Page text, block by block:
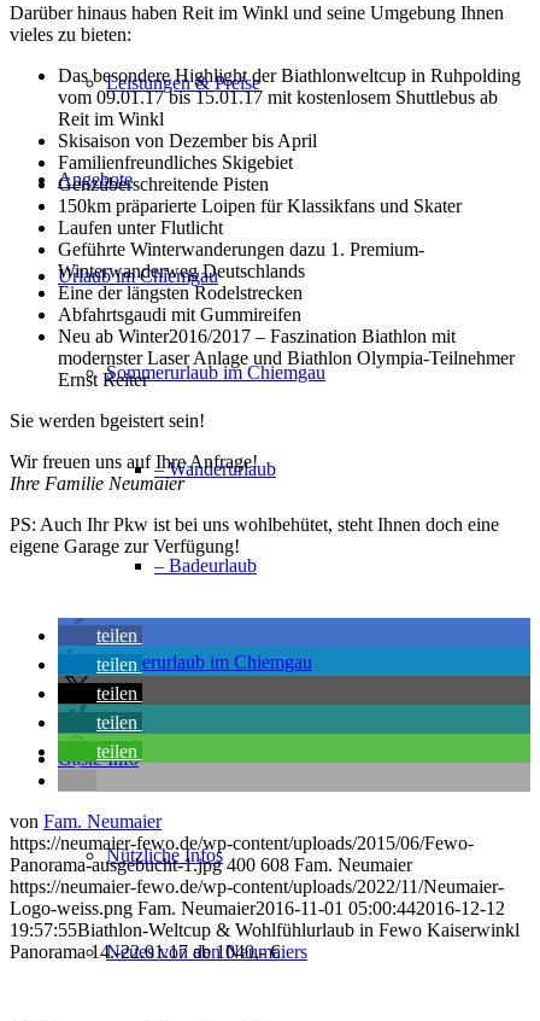
Leistungen & Preise
Angebote
Urlaub im Chiemgau
Sommerurlaub im Chiemgau
– Wanderurlaub
– Badeurlaub
Winterurlaub im Chiemgau
Gäste-Info
Nützliche Infos
Neues von den Neumaiers
Darüber hinaus haben Reit im Winkl und seine Umgebung Ihnen
vieles zu bieten:
Das besondere Highlight der Biathlonweltcup in Ruhpolding
vom 09.01.17 bis 15.01.17 mit kostenlosem Shuttlebus ab
Reit im Winkl
Skisaison von Dezember bis April
Familienfreundliches Skigebiet
Genzüberschreitende Pisten
150km präparierte Loipen für Klassikfans und Skater
Laufen unter Flutlicht
Geführte Winterwanderungen dazu 1. Premium-
Winterwanderweg Deutschlands
Eine der längsten Rodelstrecken
Abfahrtsgaudi mit Gummireifen
Neu ab Winter2016/2017 – Faszination Biathlon mit
modernster Laser Anlage und Biathlon Olympia-Teilnehmer
Ernst Reiter
Sie werden bgeistert sein!
Wir freuen uns auf Ihre Anfrage!
Ihre Familie Neumaier
PS: Auch Ihr Pkw ist bei uns wohlbehütet, steht Ihnen doch eine
eigene Garage zur Verfügung!
teilen
teilen
teilen
teilen
teilen
von Fam. Neumaier
https://neumaier-fewo.de/wp-content/uploads/2015/06/Fewo-
Panorama-ausgebucht-1.jpg 400 608 Fam. Neumaier
https://neumaier-fewo.de/wp-content/uploads/2022/11/Neumaier-
Logo-weiss.png Fam. Neumaier2016-11-01 05:00:442016-12-12
19:57:55Biathlon-Weltcup & Wohlfühlurlaub in Fewo Kaiserwinkl
Panorama 14.-22.01.17 ab 1040,- €